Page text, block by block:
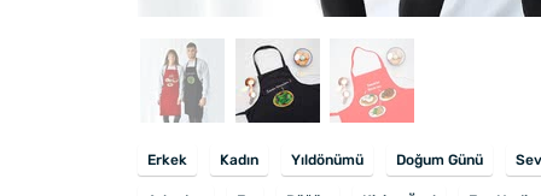
Erkek Kadın Yıldönümü Doğum Günü